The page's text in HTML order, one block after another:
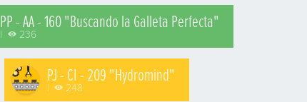
PP - AA - 160 "Buscando la Galleta Perfecta"
| 236
PJ - CI - 209 "Hydromind"
| 248